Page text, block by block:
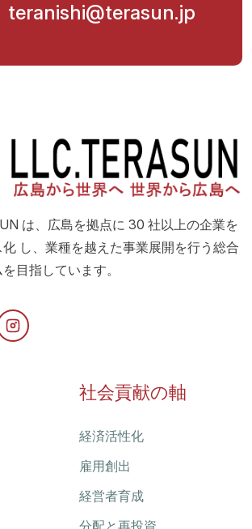
teranishi@terasun.jp
は、広島を拠点に 30 社以上の企業を
し、業種を越えた事業展開を行う総合
目指しています。
社会貢献の軸
経済活性化
雇用創出
経営者育成
分配と再投資